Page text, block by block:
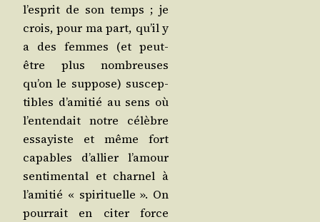
l’es­prit de son temps ; je
crois, pour ma part, qu’il y
a des femmes (et peut-
être plus nom­breuses
qu’on le sup­pose) sus­cep­
tibles d’a­mi­tié au sens où
l’en­ten­dait notre célèbre
essayiste et même fort
capables d’al­lier l’a­mour
sen­ti­men­tal et char­nel à
l’a­mi­tié « spi­ri­tuelle ». On
pour­rait en citer force